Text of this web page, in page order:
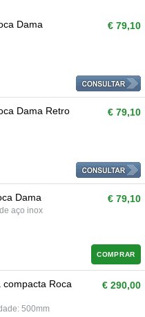
Dama
€ 79,10
Dama Retro € 79,10
Dama
aço inox
€ 79,10
COMPRAR
Roca
500mm
€ 290,00